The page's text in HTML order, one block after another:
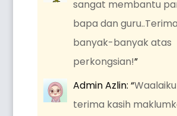
sangat membantu
bapa dan
banyak-banyak atas
perkongsian!”
Admin Azlin: “
terima kasih